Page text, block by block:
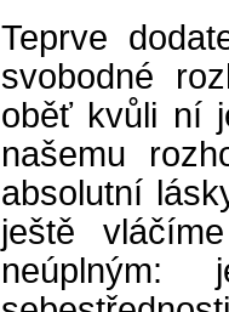
Teprve
svobodné
oběť kvůli ní
našemu
absolutní
ještě